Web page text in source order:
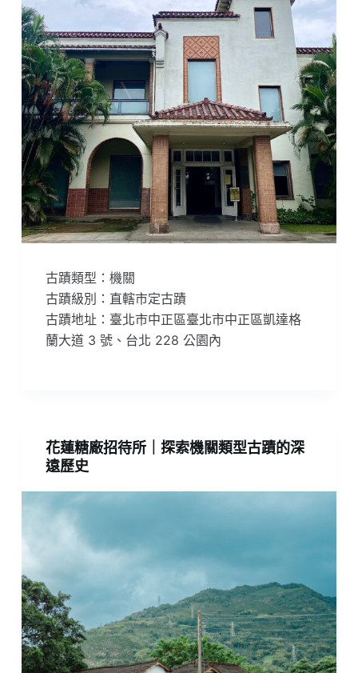
古蹟類型：機關
古蹟級別：直轄市定古蹟
古蹟地址：臺北市中正區臺北市中正區凱達格
蘭大道 3 號、台北 228 公園內
花蓮糖廠招待所｜探索機關類型古蹟的深
遠歷史